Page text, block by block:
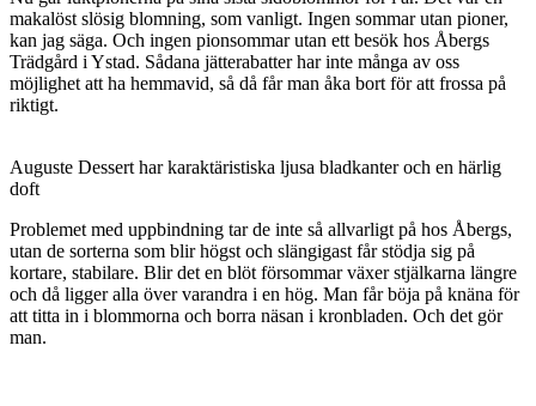
makalöst slösig blomning, som vanligt. Ingen sommar utan pioner,
kan jag säga. Och ingen pionsommar utan ett besök hos Åbergs
Trädgård i Ystad. Sådana jätterabatter har inte många av oss
möjlighet att ha hemmavid, så då får man åka bort för att frossa på
riktigt.
Auguste Dessert har karaktäristiska ljusa bladkanter och en härlig
doft
Problemet med uppbindning tar de inte så allvarligt på hos Åbergs,
utan de sorterna som blir högst och slängigast får stödja sig på
kortare, stabilare. Blir det en blöt försommar växer stjälkarna längre
och då ligger alla över varandra i en hög. Man får böja på knäna för
att titta in i blommorna och borra näsan i kronbladen. Och det gör
man.